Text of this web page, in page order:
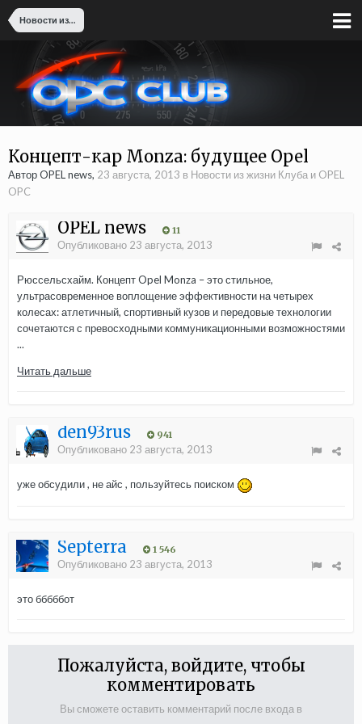
Новости из жизни Клуба и OPEL OPC
Концепт-кар Monza: будущее Opel
Автор OPEL news, 23 августа, 2013 в Новости из жизни Клуба и OPEL
OPC
OPEL news 11
Опубликовано 23 августа, 2013
Рюссельсхайм. Концепт Opel Monza – это стильное,
ультрасовременное воплощение эффективности на четырех
колесах: атлетичный, спортивный кузов и передовые технологии
сочетаются с превосходными коммуникационными возможностями
...
Читать дальше
den93rus 941
Опубликовано 23 августа, 2013
уже обсудили , не айс , пользуйтесь поиском
Septerra 1 546
Опубликовано 23 августа, 2013
это бббббот
Пожалуйста, войдите, чтобы
комментировать
Вы сможете оставить комментарий после входа в